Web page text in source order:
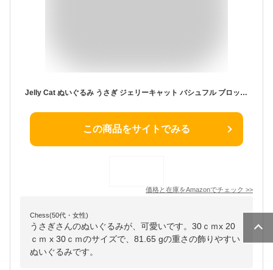
Jelly Cat ぬいぐるみ うさぎ ジェリーキャット バシュフル ブロッサムバニー M Color:シルバー
この商品をサイトでみる
価格と在庫をAmazonでチェック >>
Chess(50代・女性)
うさぎさんのぬいぐるみが、可愛いです。30ｃｍx 20
ｃｍ x 30ｃｍのサイズで、81.65 gの重さの飾りやすい
ぬいぐるみです。 ‎